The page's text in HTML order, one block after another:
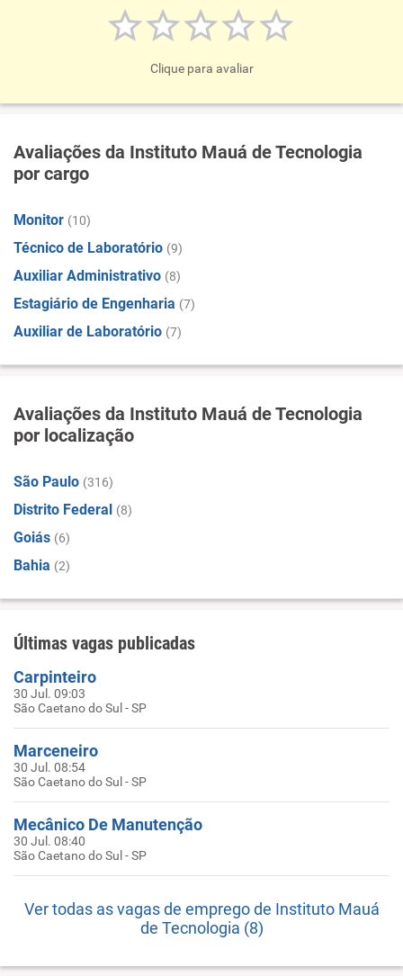
Clique para avaliar
Avaliações da Instituto Mauá de Tecnologia
por cargo
Monitor (10)
Técnico de Laboratório (9)
Auxiliar Administrativo (8)
Estagiário de Engenharia (7)
Auxiliar de Laboratório (7)
Avaliações da Instituto Mauá de Tecnologia
por localização
São Paulo (316)
Distrito Federal (8)
Goiás (6)
Bahia (2)
Últimas vagas publicadas
Carpinteiro
30 Jul. 09:03
São Caetano do Sul - SP
Marceneiro
30 Jul. 08:54
São Caetano do Sul - SP
Mecânico De Manutenção
30 Jul. 08:40
São Caetano do Sul - SP
Ver todas as vagas de emprego de Instituto Mauá
de Tecnologia (8)